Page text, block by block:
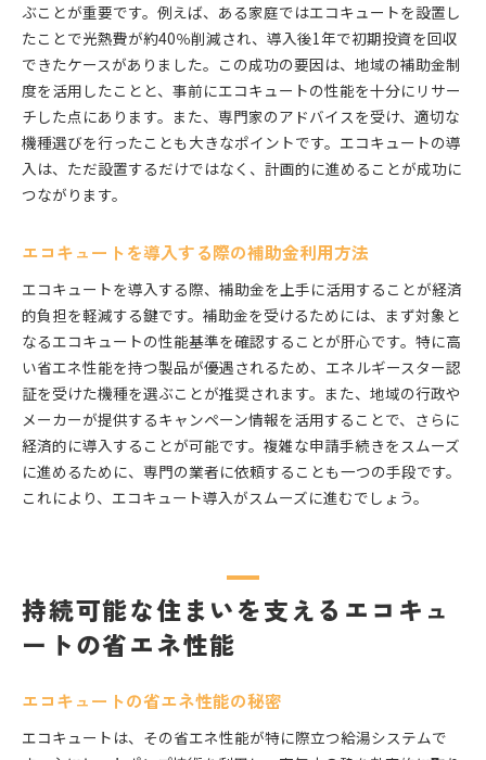
エコキュートと共に進化する住まいの未来
エコキュートが可能にする環境に優しい生活スタ
イル
地域社会への貢献とエコキュートの役割
エコキュートを通じた持続可能なコミュニティ作
り
エコキュートが叶える未来の住まいの実現
ぶことが重要です。例えば、ある家庭ではエコキュートを設置し
たことで光熱費が約40％削減され、導入後1年で初期投資を回収
できたケースがありました。この成功の要因は、地域の補助金制
度を活用したことと、事前にエコキュートの性能を十分にリサー
チした点にあります。また、専門家のアドバイスを受け、適切な
機種選びを行ったことも大きなポイントです。エコキュートの導
入は、ただ設置するだけではなく、計画的に進めることが成功に
つながります。
エコキュートを導入する際の補助金利用方法
エコキュートを導入する際、補助金を上手に活用することが経済
的負担を軽減する鍵です。補助金を受けるためには、まず対象と
なるエコキュートの性能基準を確認することが肝心です。特に高
い省エネ性能を持つ製品が優遇されるため、エネルギースター認
証を受けた機種を選ぶことが推奨されます。また、地域の行政や
メーカーが提供するキャンペーン情報を活用することで、さらに
経済的に導入することが可能です。複雑な申請手続きをスムーズ
に進めるために、専門の業者に依頼することも一つの手段です。
これにより、エコキュート導入がスムーズに進むでしょう。
持続可能な住まいを支えるエコキュ
ートの省エネ性能
エコキュートの省エネ性能の秘密
エコキュートは、その省エネ性能が特に際立つ給湯システムで